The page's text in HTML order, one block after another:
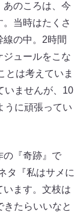
のころは、今
当時はたくさ
線の中。2時間
ジュールをこな
とは考えていま
いませんが、10
うに頑張ってい
の『奇跡』で
タ『私はサメに
います。文枝は
きたらいいなと